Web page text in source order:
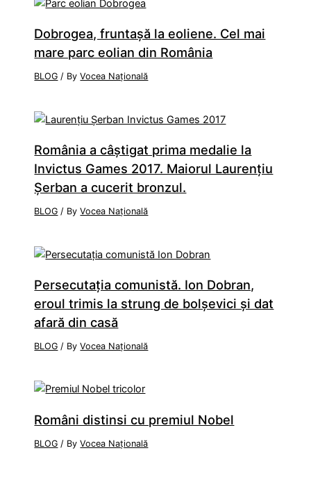
Dobrogea, fruntaşă la eoliene. Cel mai
mare parc eolian din România
BLOG / ByVocea Națională
România a câştigat prima medalie la
Invictus Games 2017. Maiorul Laurenţiu
Şerban a cucerit bronzul.
BLOG / ByVocea Națională
Persecutaţia comunistă. Ion Dobran,
eroul trimis la strung de bolşevici şi dat
afară din casă
BLOG / ByVocea Națională
Români distinsi cu premiul Nobel
BLOG / ByVocea Națională